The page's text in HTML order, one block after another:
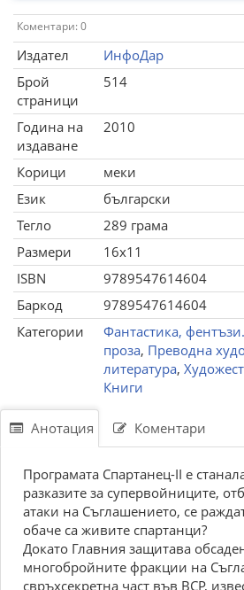
Коментари: 0
Издател
ИнфоДар
Брой
страници
514
Година на
издаване
2010
Корици
меки
Език
български
Тегло
289 грама
Размери
16x11
ISBN
9789547614604
Баркод
9789547614604
Категории
Фантастика,
проза, Преводна
литература,
Книги
Анотация Коментари
Програмата Спартанец-II е
разказите за супервойниците,
атаки на Съглашението, се
обаче са живите спартанци?
Докато Главния защитава
многобройните фракции на
свръхсекретна част във ВСР,